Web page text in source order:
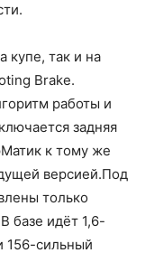
купе, так и на
Brake.
работы и
задняя
к тому же
версией.Под
только
базе идёт 1,6-
156-сильный